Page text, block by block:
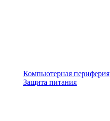
Компьютерная периферия
Защита питания